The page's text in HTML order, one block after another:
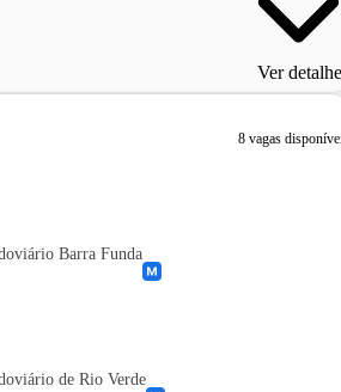
Ver
8 vagas
Barra Funda
de Rio Verde